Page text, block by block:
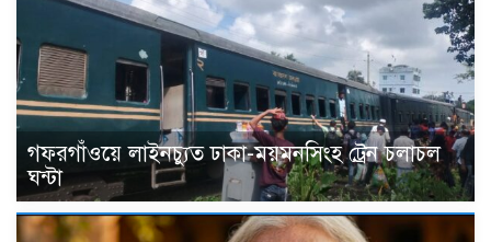
গফরগাঁওয়ে লাইনচ্যুত ঢাকা-ময়মনসিংহ ট্রেন চলাচল
ঘন্টা